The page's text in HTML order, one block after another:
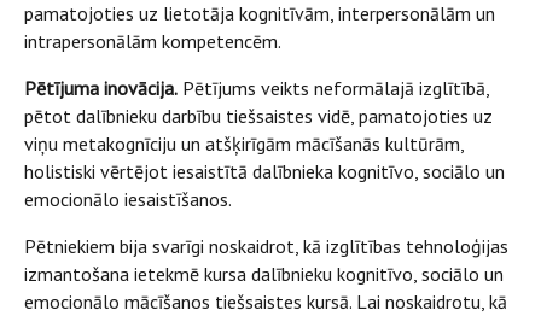
pamatojoties uz lietotāja kognitīvām, interpersonālām un
intrapersonālām kompetencēm.
Pētījuma inovācija. Pētījums veikts neformālajā izglītībā,
pētot dalībnieku darbību tiešsaistes vidē, pamatojoties uz
viņu metakognīciju un atšķirīgām mācīšanās kultūrām,
holistiski vērtējot iesaistītā dalībnieka kognitīvo, sociālo un
emocionālo iesaistīšanos.
Pētniekiem bija svarīgi noskaidrot, kā izglītības tehnoloģijas
izmantošana ietekmē kursa dalībnieku kognitīvo, sociālo un
emocionālo mācīšanos tiešsaistes kursā. Lai noskaidrotu, kā